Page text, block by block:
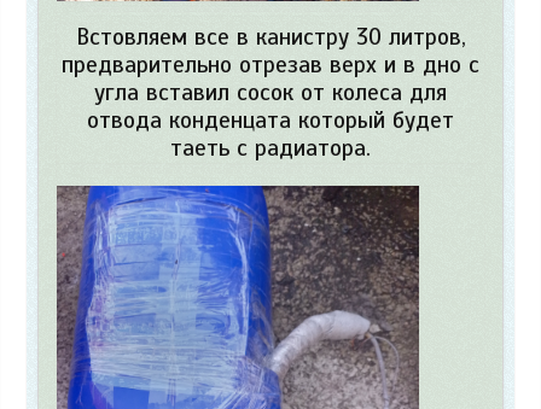
Встовляем все в канистру 30 литров,
предварительно отрезав верх и в дно с
угла вставил сосок от колеса для
отвода конденцата который будет
таеть с радиатора.